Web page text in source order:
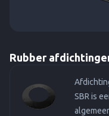
Rubber
SBR is